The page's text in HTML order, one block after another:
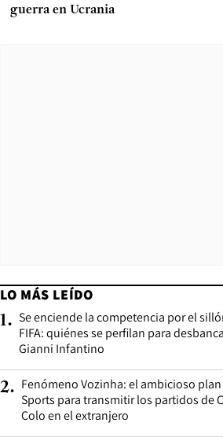
guerra en Ucrania
LO MÁS LEÍDO
1. Se enciende la competencia por el
FIFA: quiénes se perfilan para
Gianni Infantino
2. Fenómeno Vozinha: el ambicioso plan
Sports para transmitir los partidos de
Colo en el extranjero